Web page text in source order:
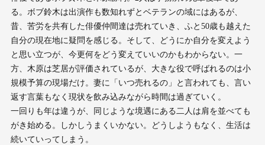
る。ボブ鈴木は出演作も数知れずとベテランの域にはあるが、
昔、苦労を共有した俳優仲間達は売れていき、ふと50歳も越えた
自分の現在地に疑問を感じる。そして、どうにか自分を変えよう
と思い立つが、今更何をどう変えていいのかもわからない。一
方、木原は芝居が評価されているが、大きな役で呼ばれるのは小
規模予算の現場だけ。妻に「いつ売れるの」と言われても、言い
返す言葉もなく現状を飲み込みながら時間は過ぎていく。
一回りも年は違うが、同じような境遇にある二人は肩を並べても
がき始める。しかしうまくいかない。どうしようもなく、生活は
続いていってしまう。